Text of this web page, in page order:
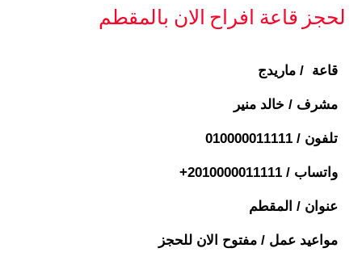
لحجز قاعة افراح الان بالمقطم
قاعة / ماريدج
مشرف / خالد منير
تلفون / 010000011111
واتساب / ⁦+2010000011111
عنوان / المقطم
مواعيد عمل / مفتوح الان للحجز